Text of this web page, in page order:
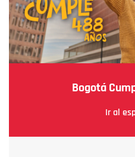
Bogotá
Ir al